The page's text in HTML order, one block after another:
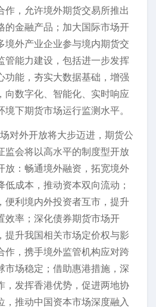
作，允许境外期货交易所推出
的金融产品；加大国际市场开
境外产业企业参与境内期货交
管能力建设，包括进一步发挥
功能，夯实大数据基础，增强
向数字化、智能化、实时响应
下期货市场运行监测水平。
对外开放将大步迈进，期货公
监会将以高水平的制度型开放
放：畅通境外融资，拓宽境外
成本，推动资本双向流动；
便利境内外投资者互市，提升
效率；深化债券期货市场开
提升我国相关市场定价权与影
作，携手境外监管机构应对跨
市场稳定；借助惠港措施，深
，发挥香港优势，促进两地协
，推动中国资本市场深度融入